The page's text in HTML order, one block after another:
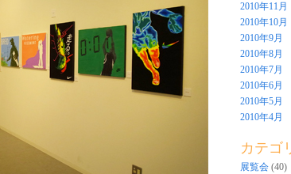
2010年11月
2010年10月
2010年9月
2010年8月
2010年7月
2010年6月
2010年5月
2010年4月
カテゴ
展覧会 (40)